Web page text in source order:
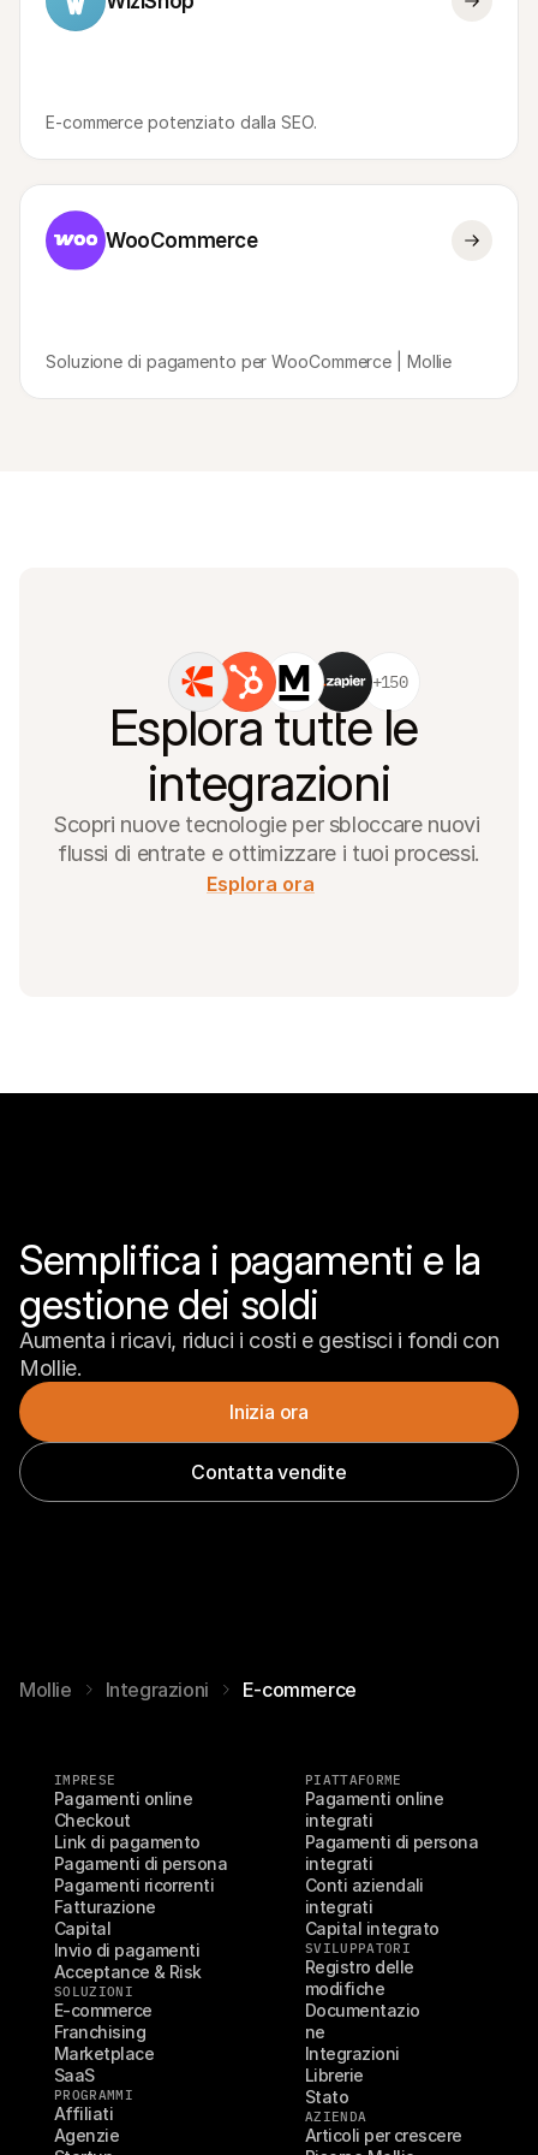
E-commerce potenziato dalla SEO.
WooCommerce
Soluzione di pagamento per WooCommerce | Mollie
+150
Esplora tutte le
integrazioni
Scopri nuove tecnologie per sbloccare nuovi
flussi di entrate e ottimizzare i tuoi processi.
Esplora ora
Semplifica i pagamenti e la
gestione dei soldi
Aumenta i ricavi, riduci i costi e gestisci i fondi con
Mollie.
Inizia ora
Contatta vendite
Mollie Integrazioni E-commerce
IMPRESE
Pagamenti online
Checkout
Link di pagamento
Pagamenti di persona
Pagamenti ricorrenti
Fatturazione
Capital
Invio di pagamenti
Acceptance & Risk
SOLUZIONI
E-commerce
Franchising
Marketplace
SaaS
PROGRAMMI
Affiliati
Agenzie
PIATTAFORME
Pagamenti online
integrati
Pagamenti di persona
integrati
Conti aziendali
integrati
Capital integrato
SVILUPPATORI
Registro delle
modifiche
Documentazio
ne
Integrazioni
Librerie
Stato
AZIENDA
Articoli per crescere